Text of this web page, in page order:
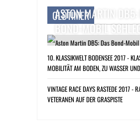
OLDTIMER
ASTON MARTIN DB5:
BOND-MOBIL
10. KLASSIKWELT BODENSEE 2017 -
MOBILITÄT AM BODEN, ZU WASSER
VINTAGE RACE DAYS RASTEDE 2017 -
VETERANEN AUF DER GRASPISTE